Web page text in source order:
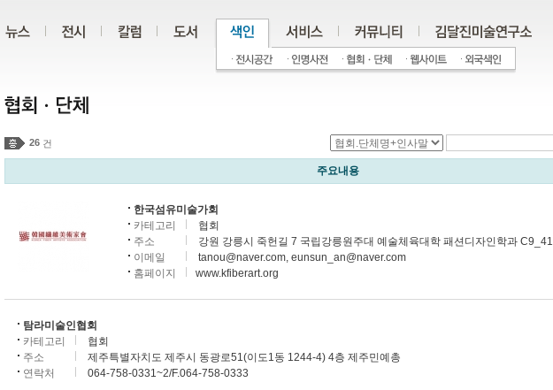
26 건
주요내용
한국섬유미술가회
카테고리
협회
주소
강원 강릉시 죽헌길 7 국립강릉원주대 예술체육대학 패션디자인학과 C9_41
이메일
tanou@naver.com, eunsun_an@naver.com
홈페이지
www.kfiberart.org
탐라미술인협회
카테고리
협회
주소
제주특별자치도 제주시 동광로51(이도1동 1244-4) 4층 제주민예총
연락처
064-758-0331~2/F.064-758-0333